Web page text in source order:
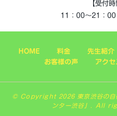
【受付時
11：00～21：00
HOME 料金 先生紹介
お客様の声
アクセ
© Copyright 2026 東京渋谷の自
ンター渋谷」. All